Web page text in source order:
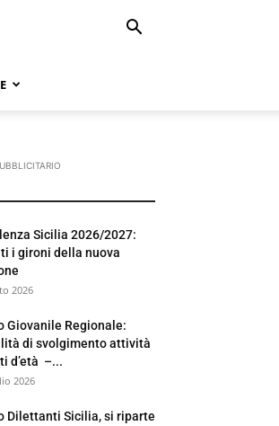
Sicilia 2026/2027:
i gironi della nuova
2026
Giovanile Regionale:
di svolgimento attività
d’età –...
2026
Dilettanti Sicilia, si riparte